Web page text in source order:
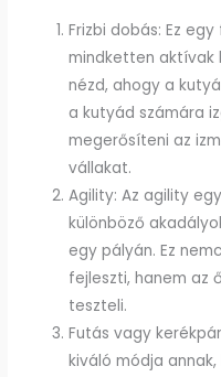
Frizbi dobás: Ez
mindketten aktívak
nézd, ahogy a
a kutyád számára
megerősíteni az
vállakat.
Agility: Az agility
különböző
egy pályán. Ez
fejleszti, hanem az
teszteli.
Futás vagy
kiváló módja